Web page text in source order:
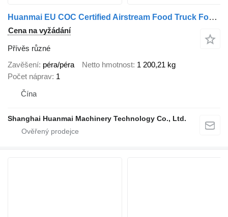
Huanmai EU COC Certified Airstream Food Truck Food Trailer
Cena na vyžádání
Přívěs různé
Zavěšení péra/péra Netto hmotnost 1 200,21 kg
Počet náprav 1
Čína
Shanghai Huanmai Machinery Technology Co., Ltd.